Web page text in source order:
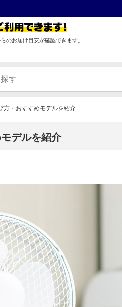
のお届け目安が確認できます。
方・おすすめモデルを紹介
デルを紹介